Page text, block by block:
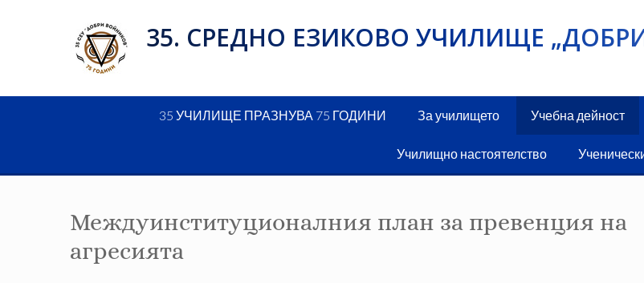
35. СРЕДНО ЕЗИКОВО УЧИЛИЩЕ
35 УЧИЛИЩЕ ПРАЗНУВА 75 ГОДИНИ За училището Учебна дейност
Училищно настоятелство
Междуинституционалния план за превенция на
агресията